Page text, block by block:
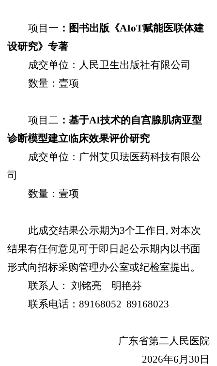
项目一 ：图书出版《AIoT赋能医联体建
设研究》专著
成交单位：人民卫生出版社有限公司
数量：壹项
项目二 ：基于AI技术的自宫腺肌病亚型
诊断模型建立临床效果评价研究
成交单位：广州艾贝珐医药科技有限公
司
数量：壹项
此成交结果公示期为3个工作日 , 对本次
结果有任何意见可于即日起公示期内以书面
形式向招标采购管理办公室或纪检室提出。
联系人： 刘铭亮
明艳芬
联系电话： 89168052 89168023
广东省第二人民医院
2026年6月 30 日